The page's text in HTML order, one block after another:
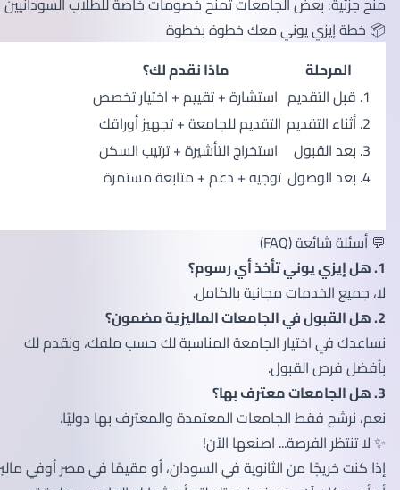
📦 خطة إيزي يوني معك خطوة بخطوة
المرحلة
ماذا نقدم لك؟
استشارة + تقييم + اختيار تخصص
التقديم للجامعة + تجهيز أوراقك
استخراج التأشيرة + ترتيب السكن
توجيه + دعم + متابعة مستمرة
💬 أسئلة شائعة (FAQ)
لا، جميع الخدمات مجانية بالكامل.
نساعدك في اختيار الجامعة المناسبة لك حسب ملفك، ونقدم لك
بأفضل فرص القبول.
نعم، نرشح فقط الجامعات المعتمدة والمعترف بها دوليًا.
✨ لا تنتظر الفرصة... اصنعها الآن!
إذا كنت خريجًا من الثانوية في السودان، أو مقيمًا في مصر أوفي ماليزيا